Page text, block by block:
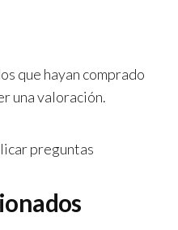
que hayan comprado
una valoración.
preguntas